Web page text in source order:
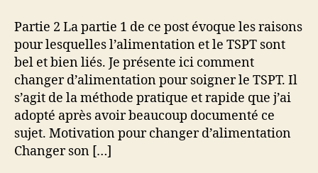
Partie 2 La partie 1 de ce post évoque les raisons
pour lesquelles l’alimentation et le TSPT sont
bel et bien liés. Je présente ici comment
changer d’alimentation pour soigner le TSPT. Il
s’agit de la méthode pratique et rapide que j’ai
adopté après avoir beaucoup documenté ce
sujet. Motivation pour changer d’alimentation
Changer son […]